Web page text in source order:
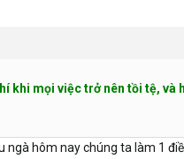
khi mọi việc trở nên tồi tệ,
ngà hôm nay chúng ta làm 1